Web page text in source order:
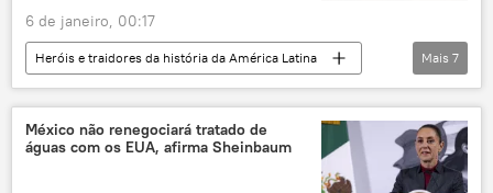
6 de janeiro, 00:17
Heróis e traidores da história da América Latina
Américas
Emiliano Zapata
Luisa Ortega Díaz
México
Estados Unidos
Columbus
Mais 7
México não renegociará tratado de
águas com os EUA, afirma Sheinbaum